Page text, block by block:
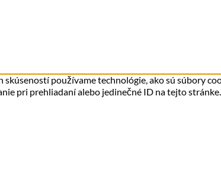
používame technológie, ako sú súbory
pri prehliadaní alebo jedinečné ID na tejto